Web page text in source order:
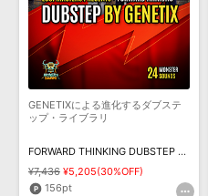
GENETIXによる進化するダブステ
ップ・ライブラリ
FORWARD THINKING DUBSTEP BY GENETIX
¥7,436 ¥5,205(30%OFF)
156pt